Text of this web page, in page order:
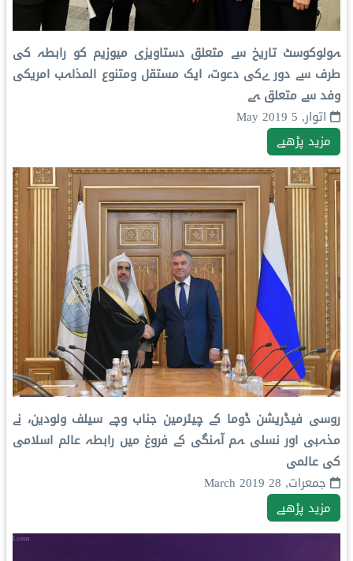
ہولوکوسٹ تاریخ سے متعلق دستاویزی میوزیم کو رابطہ کی
طرف سے دور ےکی دعوت، ایک مستقل ومتنوع المذاہب امریکی
وفد سے متعلق ہے
اتوار, 5 May 2019
مزید پڑھیے
روسی فیڈریشن ڈوما کے چیئرمین جناب وچے سیلف ولودین، نے
مذہبی اور نسلی ہم آہنگی کے فروغ میں رابطہ عالم اسلامی
کی عالمی
جمعرات, 28 March 2019
مزید پڑھیے